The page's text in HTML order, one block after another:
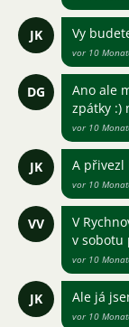
JK Vy
vor 10
DG
Ano ale
zpátky :)
vor 10
JK A přivezl
vor 10
VV
V
v sobotu
vor 10
JK Ale já
vor 10